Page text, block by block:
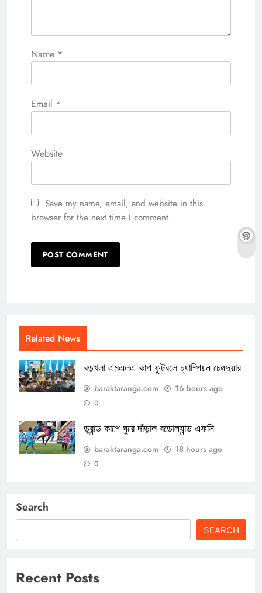
Name *
Email *
Website
Save my name, email, and website in this
browser for the next time I comment.
Related News
বড়খলা এমএলএ কাপ ফুটবলে চ্যাম্পিয়ন চেঙ্গদুয়ার
baraktaranga.com 16 hours ago
0
ডুরান্ড কাপে ঘুরে দাঁড়াল বডোল্যান্ড এফসি
baraktaranga.com 18 hours ago
0
Search
SEARCH
Recent Posts